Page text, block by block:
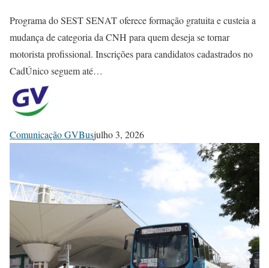
Programa do SEST SENAT oferece formação gratuita e custeia a
mudança de categoria da CNH para quem deseja se tornar
motorista profissional. Inscrições para candidatos cadastrados no
CadÚnico seguem até…
Comunicação GVBusjulho 3, 2026